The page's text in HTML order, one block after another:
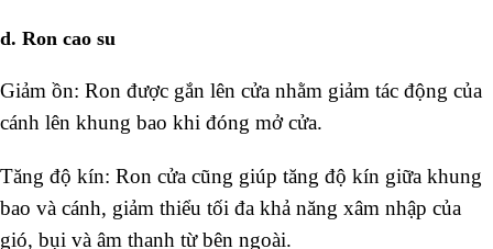
d. Ron cao su
Giảm ồn: Ron được gắn lên cửa nhằm giảm tác động của
cánh lên khung bao khi đóng mở cửa.
Tăng độ kín: Ron cửa cũng giúp tăng độ kín giữa khung
bao và cánh, giảm thiểu tối đa khả năng xâm nhập của
gió, bụi và âm thanh từ bên ngoài.